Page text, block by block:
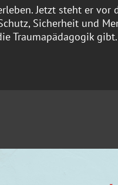
Jetzt steht er
Sicherheit und
Traumapädagogik gibt.